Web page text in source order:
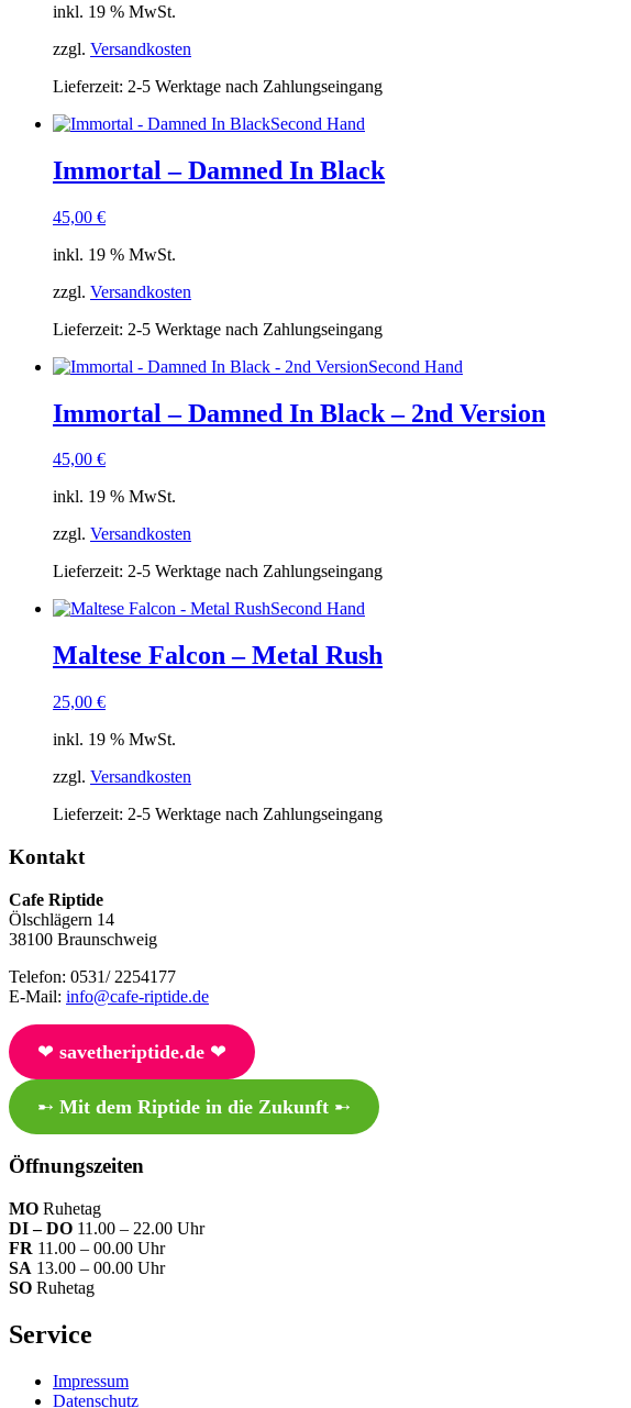
inkl. 19 % MwSt.
zzgl. Versandkosten
Lieferzeit: 2-5 Werktage nach Zahlungseingang
Second Hand
Immortal – Damned In Black
45,00 €
inkl. 19 % MwSt.
zzgl. Versandkosten
Lieferzeit: 2-5 Werktage nach Zahlungseingang
Second Hand
Immortal – Damned In Black – 2nd Version
45,00 €
inkl. 19 % MwSt.
zzgl. Versandkosten
Lieferzeit: 2-5 Werktage nach Zahlungseingang
Second Hand
Maltese Falcon – Metal Rush
25,00 €
inkl. 19 % MwSt.
zzgl. Versandkosten
Lieferzeit: 2-5 Werktage nach Zahlungseingang
Kontakt
Cafe Riptide
Ölschlägern 14
38100 Braunschweig
Telefon: 0531/ 2254177
E-Mail: info@cafe-riptide.de
❤︎ savetheriptide.de❤︎
➸ Mit dem Riptide in die Zukunft➸
Öffnungszeiten
MO Ruhetag
DI – DO 11.00 – 22.00 Uhr
FR 11.00 – 00.00 Uhr
SA 13.00 – 00.00 Uhr
SO Ruhetag
Service
Impressum
Datenschutz